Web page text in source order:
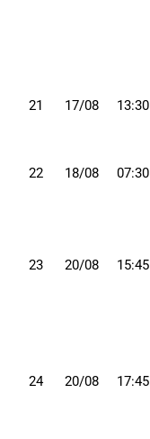
21 17/08 13:30
22 18/08 07:30
23 20/08 15:45
24 20/08 17:45